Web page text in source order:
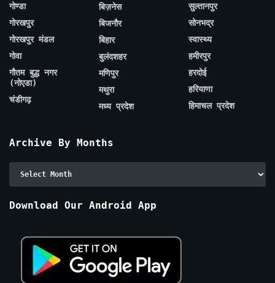
गोण्डा
गोरखपुर
गोरखपुर मंडल
गोवा
गौतम बुद्ध नगर
(नोएडा)
चंडीगढ़
बिज़नेस
बिजनौर
बिहार
बुलंदशहर
मणिपुर
मथुरा
मध्य प्रदेश
सुल्तानपुर
सोनभद्र
स्वास्थ्य
हमीरपुर
हरदोई
हरियाणा
हिमाचल प्रदेश
Archive By Months
Download Our Android App